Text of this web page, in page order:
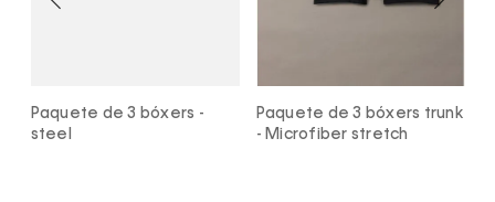
Paquete de 3 bóxers -
steel
Paquete de 3 bóxers trunk
- Microfiber stretch